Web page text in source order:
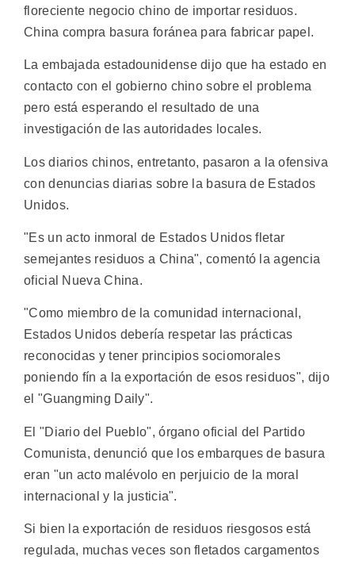
floreciente negocio chino de importar residuos.
China compra basura foránea para fabricar papel.
La embajada estadounidense dijo que ha estado en
contacto con el gobierno chino sobre el problema
pero está esperando el resultado de una
investigación de las autoridades locales.
Los diarios chinos, entretanto, pasaron a la ofensiva
con denuncias diarias sobre la basura de Estados
Unidos.
"Es un acto inmoral de Estados Unidos fletar
semejantes residuos a China", comentó la agencia
oficial Nueva China.
"Como miembro de la comunidad internacional,
Estados Unidos debería respetar las prácticas
reconocidas y tener principios sociomorales
poniendo fín a la exportación de esos residuos", dijo
el "Guangming Daily".
El "Diario del Pueblo", órgano oficial del Partido
Comunista, denunció que los embarques de basura
eran "un acto malévolo en perjuicio de la moral
internacional y la justicia".
Si bien la exportación de residuos riesgosos está
regulada, muchas veces son fletados cargamentos